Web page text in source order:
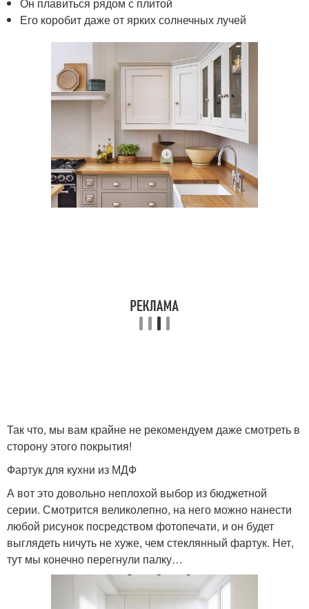
Он плавиться рядом с плитой
Его коробит даже от ярких солнечных лучей
Так что, мы вам крайне не рекомендуем даже смотреть в
сторону этого покрытия!
Фартук для кухни из МДФ
А вот это довольно неплохой выбор из бюджетной
серии. Смотрится великолепно, на него можно нанести
любой рисунок посредством фотопечати, и он будет
выглядеть ничуть не хуже, чем стеклянный фартук. Нет,
тут мы конечно перегнули палку…